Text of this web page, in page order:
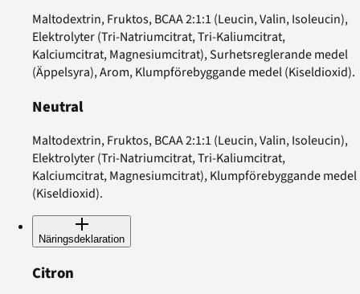
Maltodextrin, Fruktos, BCAA 2:1:1 (Leucin, Valin, Isoleucin),
Elektrolyter (Tri-Natriumcitrat, Tri-Kaliumcitrat,
Kalciumcitrat, Magnesiumcitrat), Surhetsreglerande medel
(Äppelsyra), Arom, Klumpförebyggande medel (Kiseldioxid).
Neutral
Maltodextrin, Fruktos, BCAA 2:1:1 (Leucin, Valin, Isoleucin),
Elektrolyter (Tri-Natriumcitrat, Tri-Kaliumcitrat,
Kalciumcitrat, Magnesiumcitrat), Klumpförebyggande medel
(Kiseldioxid).
Näringsdeklaration
Citron